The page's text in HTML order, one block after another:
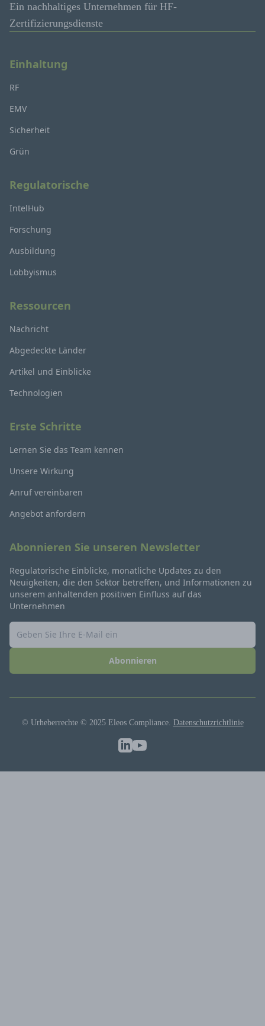
Ein nachhaltiges Unternehmen für HF-
Zertifizierungsdienste
Einhaltung
RF
EMV
Sicherheit
Grün
Regulatorische
IntelHub
Forschung
Ausbildung
Lobbyismus
Ressourcen
Nachricht
Abgedeckte Länder
Artikel und Einblicke
Technologien
Erste Schritte
Lernen Sie das Team kennen
Unsere Wirkung
Anruf vereinbaren
Angebot anfordern
Abonnieren Sie unseren Newsletter
Regulatorische Einblicke, monatliche Updates zu den
Neuigkeiten, die den Sektor betreffen, und Informationen zu
unserem anhaltenden positiven Einfluss auf das
Unternehmen
Abonnieren
© Urheberrechte © 2025 Eleos Compliance. Datenschutzrichtlinie